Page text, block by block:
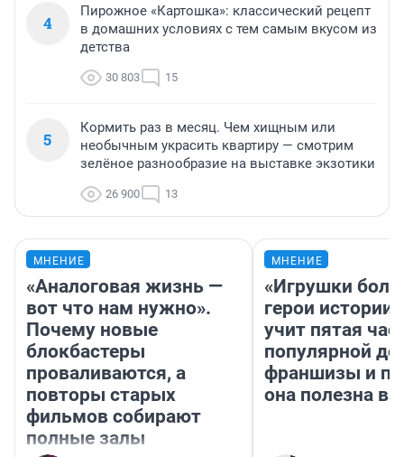
4
Пирожное «Картошка»: классический рецепт
в домашних условиях с тем самым вкусом из
детства
30 803 15
5
Кормить раз в месяц. Чем хищным или
необычным украсить квартиру — смотрим
зелёное разнообразие на выставке экзотики
26 900 13
МНЕНИЕ
«Аналоговая жизнь —
вот что нам нужно».
Почему новые
блокбастеры
проваливаются, а
повторы старых
фильмов собирают
полные залы
МНЕНИЕ
«Игрушки
герои
учит пятая
популярной
франшизы и
она полезна